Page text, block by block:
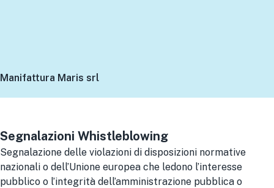
Manifattura Maris srl
Segnalazioni Whistleblowing
Segnalazione delle violazioni di disposizioni normative
nazionali o dell’Unione europea che ledono l’interesse
pubblico o l’integrità dell’amministrazione pubblica o